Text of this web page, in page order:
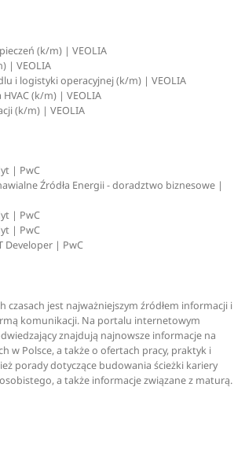
(k/m) | VEOLIA
| VEOLIA
i logistyki operacyjnej (k/m) | VEOLIA
(k/m) | VEOLIA
(k/m) | VEOLIA
| PwC
Źródła Energii - doradztwo biznesowe |
| PwC
| PwC
Developer | PwC
czasach jest najważniejszym źródłem informacji i
komunikacji. Na portalu internetowym
znajdują najnowsze informacje na
w Polsce, a także o ofertach pracy, praktyk i
porady dotyczące budowania ścieżki kariery
a także informacje związane z maturą.